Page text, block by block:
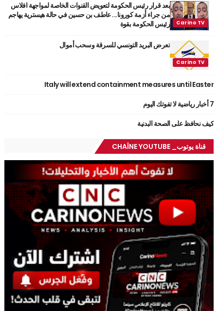
بعد قرار رئيس الحكومة لتعويض القنوات الخاصة لمواجهة افلاس
من جراء أزمة كورونا... عاطف بن حسين في حالة هيسترية يهاجم
رئيس الحكومة بقوة
تعرض البريد التونسي للسرقة وسحب أموال
Italy will extend containment measures until Easter
7 أخبار رياضية لا تفوتك اليوم
كيف نحافظ على الصحة البدنية
قناة يوتوب_ CHAÎNE YOUTUBE